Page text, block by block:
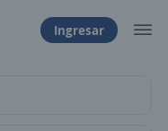
Ingresar